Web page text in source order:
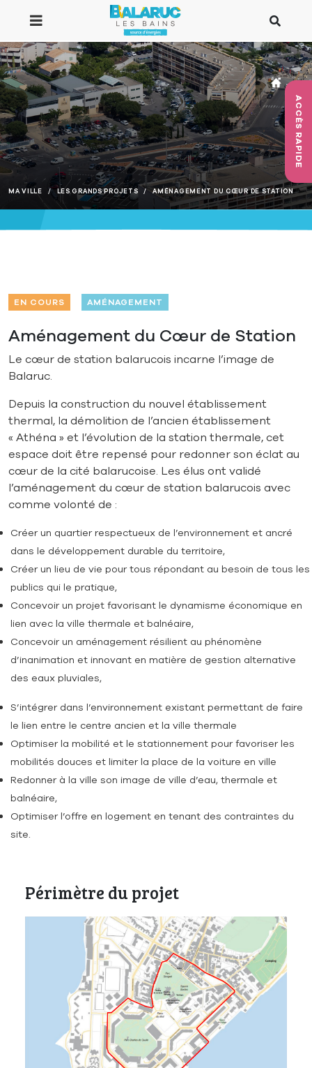
Aller au contenu principal
ACCÈS RAPIDE
MA VILLE LES GRANDS PROJETS AMÉNAGEMENT DU CŒUR DE STATION
EN COURS AMÉNAGEMENT
Aménagement du Cœur de Station
Le cœur de station balarucois incarne l’image de
Balaruc.
Depuis la construction du nouvel établissement
thermal, la démolition de l’ancien établissement
« Athéna » et l’évolution de la station thermale, cet
espace doit être repensé pour redonner son éclat au
cœur de la cité balarucoise. Les élus ont validé
l’aménagement du cœur de station balarucois avec
comme volonté de :
Créer un quartier respectueux de l’environnement et ancré
dans le développement durable du territoire,
Créer un lieu de vie pour tous répondant au besoin de tous les
publics qui le pratique,
Concevoir un projet favorisant le dynamisme économique en
lien avec la ville thermale et balnéaire,
Concevoir un aménagement résilient au phénomène
d’inanimation et innovant en matière de gestion alternative
des eaux pluviales,
S’intégrer dans l’environnement existant permettant de faire
le lien entre le centre ancien et la ville thermale
Optimiser la mobilité et le stationnement pour favoriser les
mobilités douces et limiter la place de la voiture en ville
Redonner à la ville son image de ville d’eau, thermale et
balnéaire,
Optimiser l’offre en logement en tenant des contraintes du
site.
Périmètre du projet